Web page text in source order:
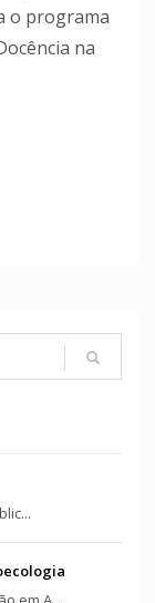
o programa
na